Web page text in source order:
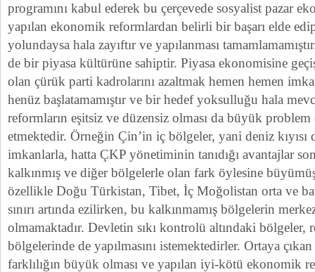
programını kabul ederek bu çerçevede sosyalist pazar
yapılan ekonomik reformlardan belirli bir başarı elde
yolundaysa hala zayıftır ve yapılanması
de bir piyasa kültürüne sahiptir. Piyasa ekonomisine
olan çürük parti kadrolarını azaltmak hemen hemen
henüz başlatamamıştır ve bir hedef yoksulluğu hala
reformların eşitsiz ve düzensiz olması da büyük
etmektedir. Örneğin Çin’in iç bölgeler, yani deniz kıyısı
imkanlarla, hatta ÇKP yönetiminin tanıdığı avantajlar
kalkınmış ve diğer bölgelerle olan fark öylesine
özellikle Doğu Türkistan, Tibet, İç Moğolistan orta ve
sınırı artında ezilirken, bu kalkınmamış bölgelerin
olmamaktadır. Devletin sıkı kontrolü altındaki bölgeler,
bölgelerinde de yapılmasını istemektedirler. Ortaya
farklılığın büyük olması ve yapılan iyi-kötü ekonomik